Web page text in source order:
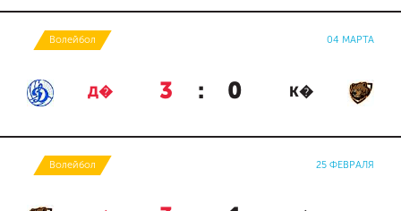
Волейбол 04 МАРТА
Д� 3 : 0 К�
Волейбол 25 ФЕВРАЛЯ